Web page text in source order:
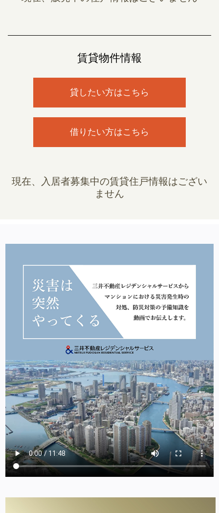
賃貸物件情報
貸したい方はこちら
借りたい方はこちら
現在、入居者募集中の賃貸住戸情報はござい
ません